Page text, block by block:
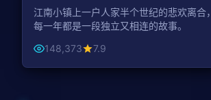
江南小镇上一户人家半个世纪的悲欢离合，
每一年都是一段独立又相连的故事。
148,373
7.9